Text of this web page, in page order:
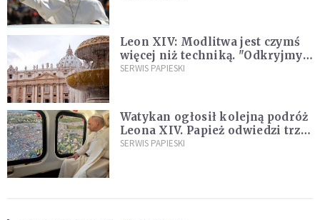
Leon XIV: Modlitwa jest czymś
więcej niż techniką. "Odkryjmy
ją na nowo"
SERWIS PAPIESKI
Watykan ogłosił kolejną podróż
Leona XIV. Papież odwiedzi trzy
kraje Ameryki Południowej
SERWIS PAPIESKI